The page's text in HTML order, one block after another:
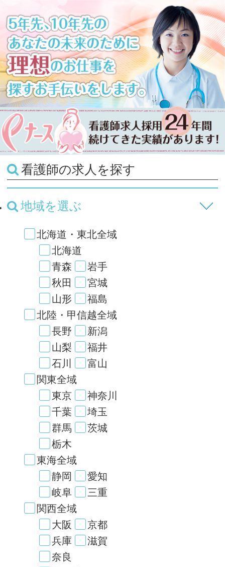
看護師の求人を探す
地域を選ぶ
北海道・東北全域
北海道
青森
岩手
秋田
宮城
山形
福島
北陸・甲信越全域
長野
新潟
山梨
福井
石川
富山
関東全域
東京
神奈川
千葉
埼玉
群馬
茨城
栃木
東海全域
静岡
愛知
岐阜
三重
関西全域
大阪
京都
兵庫
滋賀
奈良